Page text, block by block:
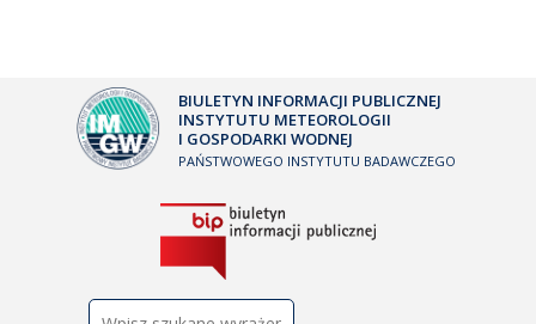
BIULETYN INFORMACJI PUBLICZNEJ
INSTYTUTU METEOROLOGII
I GOSPODARKI WODNEJ
PAŃSTWOWEGO INSTYTUTU BADAWCZEGO